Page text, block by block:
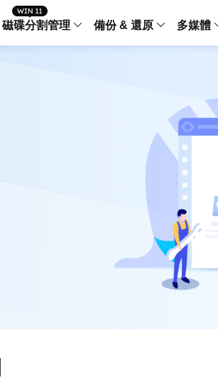
Data Recovery Wizard for Mac
磁碟分割管理
Partition Master Mac
Mac 磁碟分割管理工具
備份 & 還原
Todo
工作站
中央控管
集中管
智能
多媒體
MobiMover
傳輸 IPhone
AppMove
ChatTrans
WhatsApp 傳
OS2Go
Windows To